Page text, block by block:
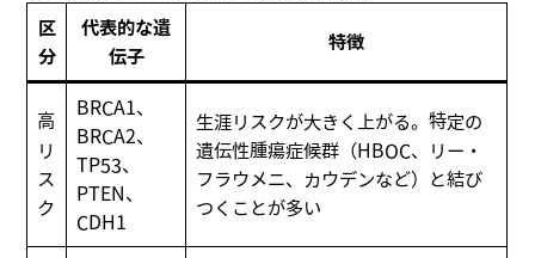
区
分
代表的な遺
伝子
特徴
高
リ
ス
ク
BRCA1、
BRCA2、
TP53、
PTEN、
CDH1
生涯リスクが大きく上がる。特定の
遺伝性腫瘍症候群（HBOC、リー・
フラウメニ、カウデンなど）と結び
つくことが多い